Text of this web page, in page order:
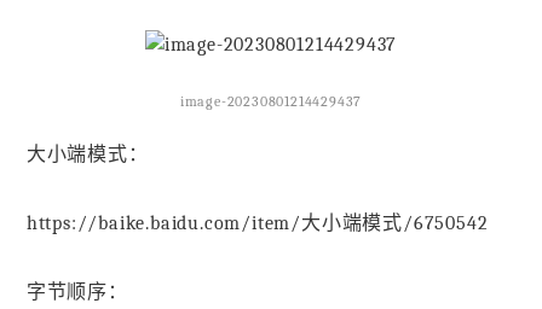
image-20230801214429437
大小端模式：
https://baike.baidu.com/item/大小端模式/6750542
字节顺序：